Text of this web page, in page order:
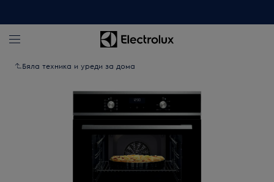
Бяла техника и уреди за дома